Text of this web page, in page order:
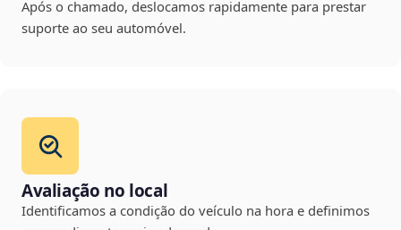
Após o chamado, deslocamos rapidamente para prestar
suporte ao seu automóvel.
Avaliação no local
Identificamos a condição do veículo na hora e definimos